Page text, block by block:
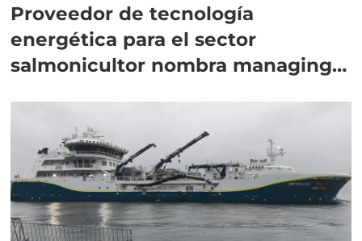
Proveedor de tecnología
energética para el sector
salmonicultor nombra managing